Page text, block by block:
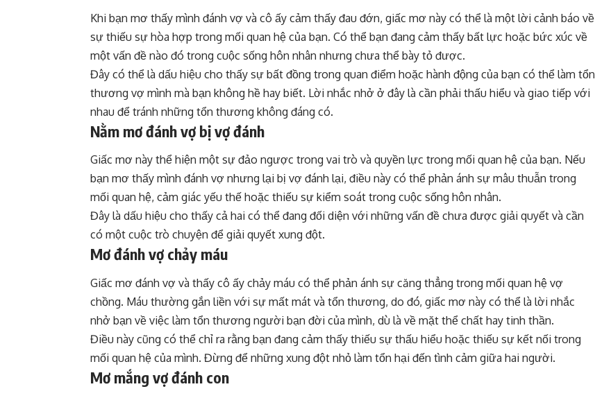
Khi bạn mơ thấy mình đánh vợ và cô ấy cảm thấy đau đớn, giấc mơ này có thể là một lời cảnh báo về
sự thiếu sự hòa hợp trong mối quan hệ của bạn. Có thể bạn đang cảm thấy bất lực hoặc bức xúc về
một vấn đề nào đó trong cuộc sống hôn nhân nhưng chưa thể bày tỏ được.
Đây có thể là dấu hiệu cho thấy sự bất đồng trong quan điểm hoặc hành động của bạn có thể làm tổn
thương vợ mình mà bạn không hề hay biết. Lời nhắc nhở ở đây là cần phải thấu hiểu và giao tiếp với
nhau để tránh những tổn thương không đáng có.
Nằm mơ đánh vợ bị vợ đánh
Giấc mơ này thể hiện một sự đảo ngược trong vai trò và quyền lực trong mối quan hệ của bạn. Nếu
bạn mơ thấy mình đánh vợ nhưng lại bị vợ đánh lại, điều này có thể phản ánh sự mâu thuẫn trong
mối quan hệ, cảm giác yếu thế hoặc thiếu sự kiểm soát trong cuộc sống hôn nhân.
Đây là dấu hiệu cho thấy cả hai có thể đang đối diện với những vấn đề chưa được giải quyết và cần
có một cuộc trò chuyện để giải quyết xung đột.
Mơ đánh vợ chảy máu
Giấc mơ đánh vợ và thấy cô ấy chảy máu có thể phản ánh sự căng thẳng trong mối quan hệ vợ
chồng. Máu thường gắn liền với sự mất mát và tổn thương, do đó, giấc mơ này có thể là lời nhắc
nhở bạn về việc làm tổn thương người bạn đời của mình, dù là về mặt thể chất hay tinh thần.
Điều này cũng có thể chỉ ra rằng bạn đang cảm thấy thiếu sự thấu hiểu hoặc thiếu sự kết nối trong
mối quan hệ của mình. Đừng để những xung đột nhỏ làm tổn hại đến tình cảm giữa hai người.
Mơ mắng vợ đánh con